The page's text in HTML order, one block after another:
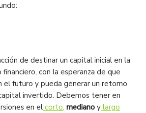
de destinar un capital inicial en la
con la esperanza de que
el futuro y pueda generar un retorno
invertido. Debemos tener en
en el corto, mediano y largo